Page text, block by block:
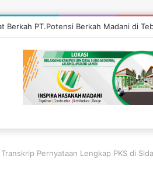
Berkah PT.Potensi Berkah Madani di
Pernyataan Lengkap PKS di